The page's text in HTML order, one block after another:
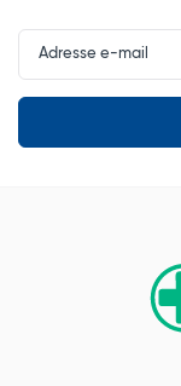
Input
Newsletter